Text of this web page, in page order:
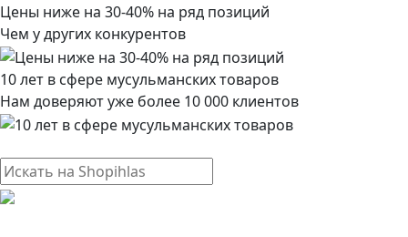
Цены ниже на 30-40% на ряд позиций
Чем у других конкурентов
10 лет в сфере мусульманских товаров
Нам доверяют уже более 10 000 клиентов